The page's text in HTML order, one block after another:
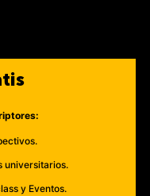
universitarios.
y Eventos.